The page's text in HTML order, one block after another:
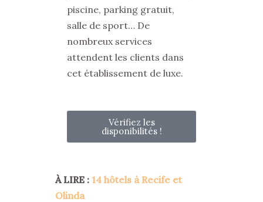
piscine, parking gratuit,
salle de sport… De
nombreux services
attendent les clients dans
cet établissement de luxe.
Vérifiez les
disponibilités !
À LIRE : 14 hôtels à Recife et
Olinda